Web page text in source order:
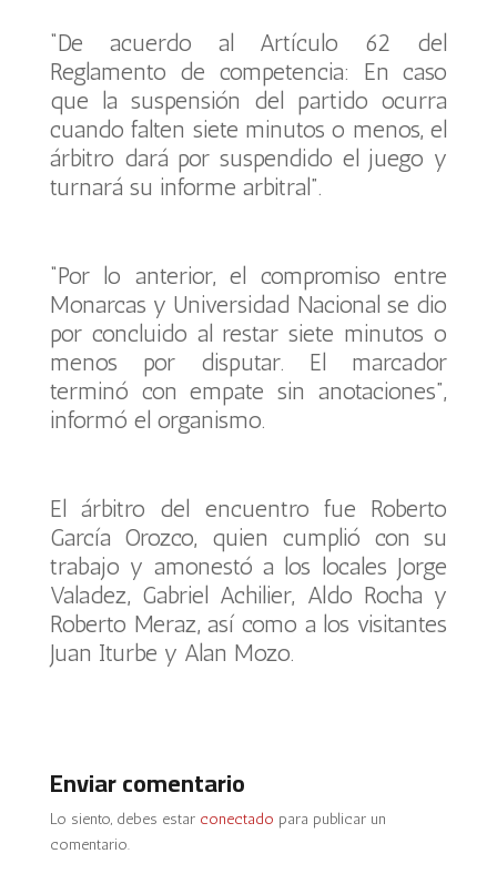
“De acuerdo al Artículo 62 del
Reglamento de competencia: En caso
que la suspensión del partido ocurra
cuando falten siete minutos o menos, el
árbitro dará por suspendido el juego y
turnará su informe arbitral”.
“Por lo anterior, el compromiso entre
Monarcas y Universidad Nacional se dio
por concluido al restar siete minutos o
menos por disputar. El marcador
terminó con empate sin anotaciones”,
informó el organismo.
El árbitro del encuentro fue Roberto
García Orozco, quien cumplió con su
trabajo y amonestó a los locales Jorge
Valadez, Gabriel Achilier, Aldo Rocha y
Roberto Meraz, así como a los visitantes
Juan Iturbe y Alan Mozo.
Enviar comentario
Lo siento, debes estar conectado para publicar un
comentario.